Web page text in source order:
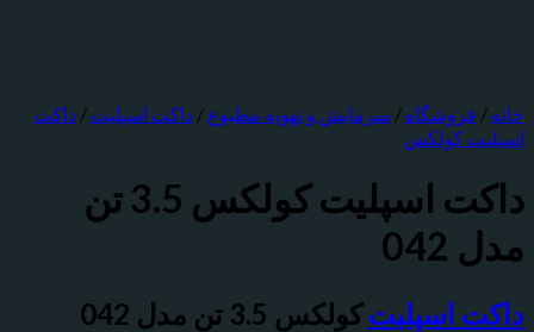
/سرمایش و تهویه مطبوع /داکت اسپلیت /داکت
کولکس
داکت اسپلیت کولکس 3.5 تن
اسپلیتکولکس 3.5 تن مدل 042